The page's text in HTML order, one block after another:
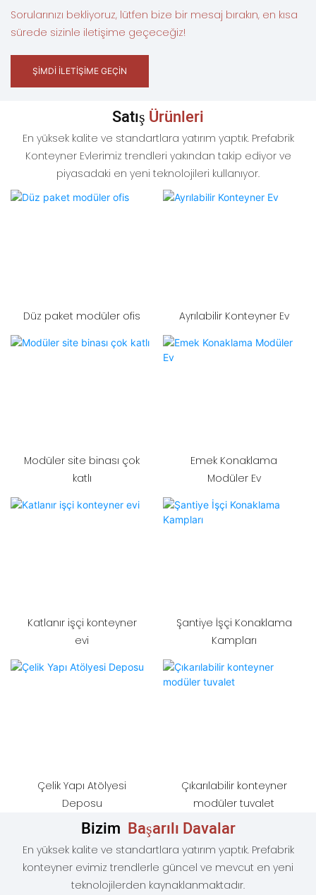
Sorularınızı bekliyoruz, lütfen bize bir mesaj bırakın, en kısa
sürede sizinle iletişime geçeceğiz!
ŞIMDI İLETIŞIME GEÇIN
Satış Ürünleri
En yüksek kalite ve standartlara yatırım yaptık. Prefabrik
Konteyner Evlerimiz trendleri yakından takip ediyor ve
piyasadaki en yeni teknolojileri kullanıyor.
Düz paket modüler ofis Ayrılabilir Konteyner Ev
Modüler site binası çok
katlı
Emek Konaklama
Modüler Ev
Katlanır işçi konteyner
evi
Şantiye İşçi Konaklama
Kampları
Çelik Yapı Atölyesi
Deposu
Çıkarılabilir konteyner
modüler tuvalet
Bizim Başarılı Davalar
En yüksek kalite ve standartlara yatırım yaptık. Prefabrik
konteyner evimiz trendlerle güncel ve mevcut en yeni
teknolojilerden kaynaklanmaktadır.